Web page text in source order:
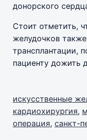
донорского
Стоит отметить,
желудочков
трансплантации,
пациенту дожить
искусственные
кардиохирургия,
операция, санкт-